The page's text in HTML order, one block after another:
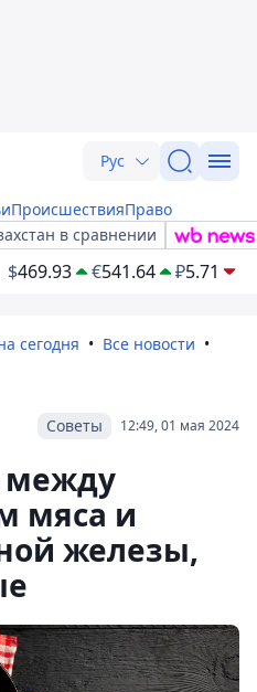
Рус
ПроисшествияПраво
в сравнении
$469.93 €541.64 ₽5.71
сегодня
Все новости
12:49, 01 мая 2024
Советы
между
мяса и
железы,